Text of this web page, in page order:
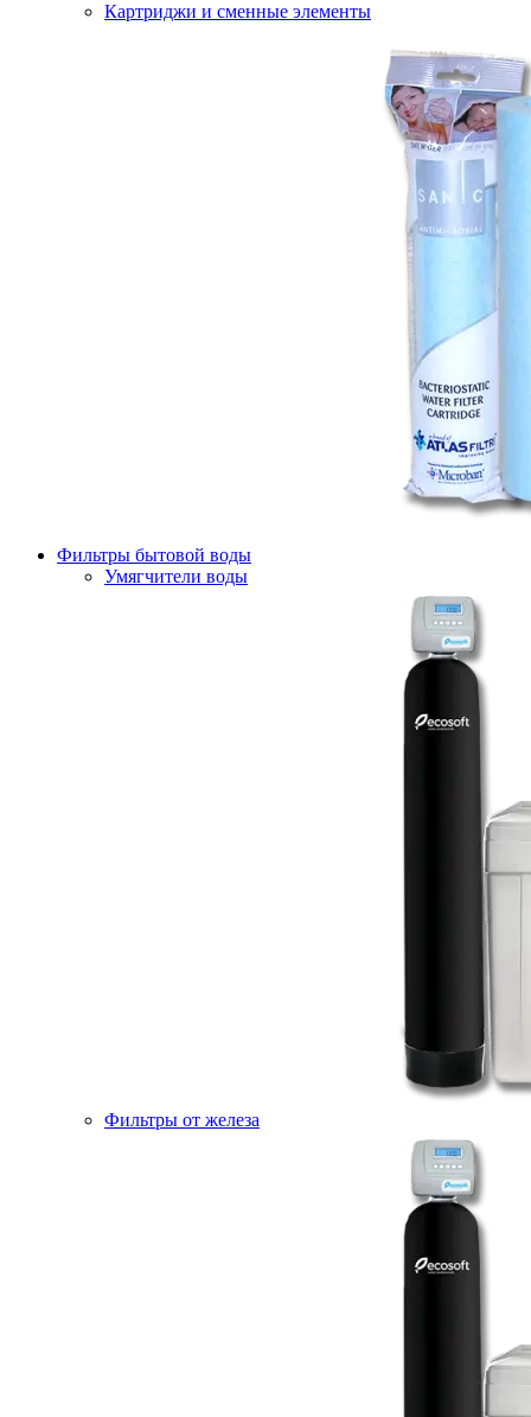
Картриджи и сменные элементы
Фильтры бытовой воды
Умягчители воды
Фильтры от железа